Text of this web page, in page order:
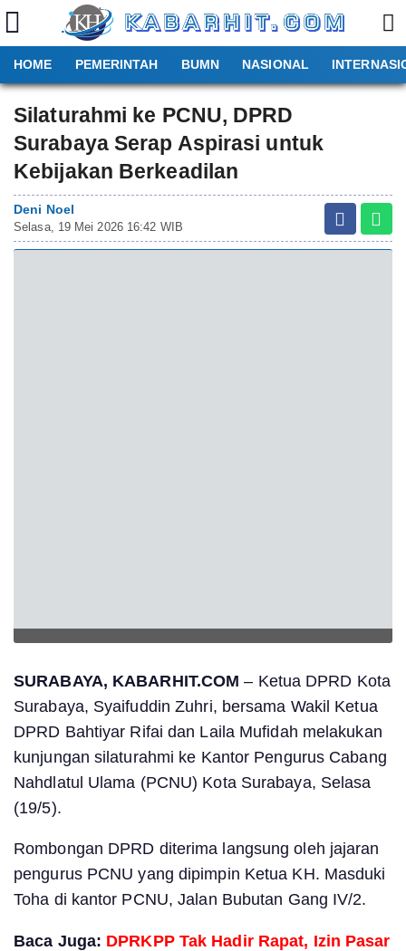
HOME PEMERINTAH BUMN NASIONAL
Silaturahmi ke PCNU, DPRD
Surabaya Serap Aspirasi untuk
Kebijakan Berkeadilan
Deni Noel
Selasa, 19 Mei 2026 16:42 WIB
SURABAYA, KABARHIT.COM – Ketua DPRD Kota
Surabaya, Syaifuddin Zuhri, bersama Wakil Ketua
DPRD Bahtiyar Rifai dan Laila Mufidah melakukan
kunjungan silaturahmi ke Kantor Pengurus Cabang
Nahdlatul Ulama (PCNU) Kota Surabaya, Selasa
(19/5).
Rombongan DPRD diterima langsung oleh jajaran
pengurus PCNU yang dipimpin Ketua KH. Masduki
Toha di kantor PCNU, Jalan Bubutan Gang IV/2.
Baca Juga: DPRKPP Tak Hadir Rapat, Izin Pasar